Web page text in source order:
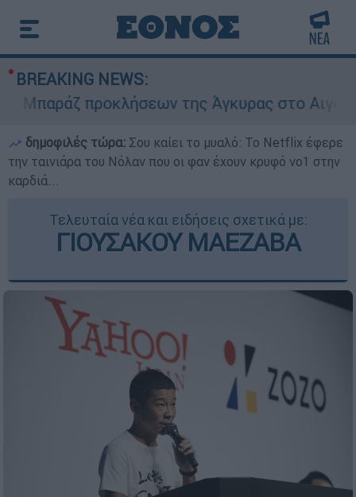
BREAKING NEWS:
προκλήσεων της Άγκυρας στο Αιγαίο:
δημοφιλές τώρα: Σου καίει το μυαλό: Το Netflix έφερε
την ταινιάρα του Νόλαν που οι φαν έχουν κρυφό νο1 στην
καρδιά...
Τελευταία νέα και ειδήσεις σχετικά με:
ΓΙΟΥΣΑΚΟΥ ΜΑΕΖΑΒΑ